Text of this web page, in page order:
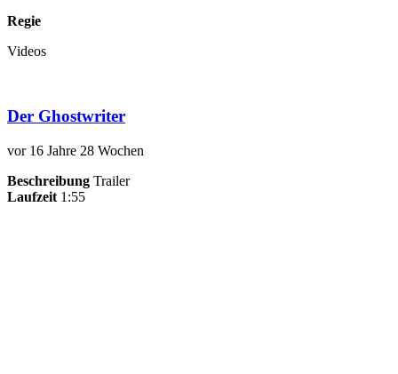
Regie
Videos
Der Ghostwriter
vor 16 Jahre 28 Wochen
Beschreibung Trailer
Laufzeit 1:55